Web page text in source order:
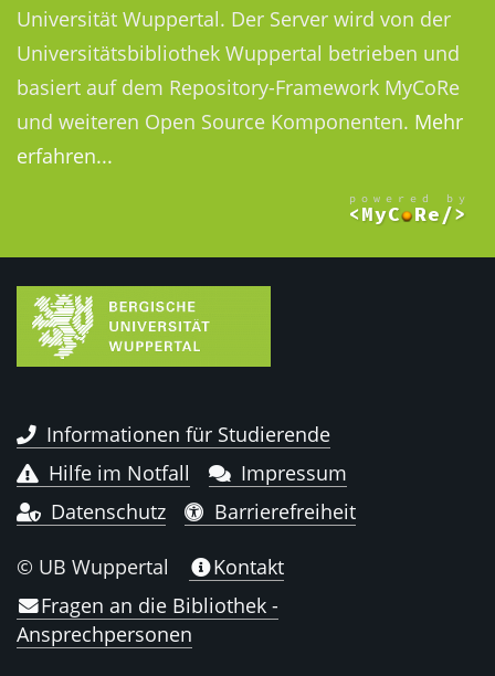
Universität Wuppertal. Der Server wird von der
Universitätsbibliothek Wuppertal betrieben und
basiert auf dem Repository-Framework MyCoRe
und weiteren Open Source Komponenten. Mehr
erfahren...
Informationen für Studierende
Hilfe im Notfall
Impressum
Datenschutz
Barrierefreiheit
© UB Wuppertal
Kontakt
Fragen an die Bibliothek -
Ansprechpersonen